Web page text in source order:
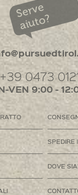
Serve
aiuto?
+39 0473
VEN 9:00 -
SPEDIRE
DOVE